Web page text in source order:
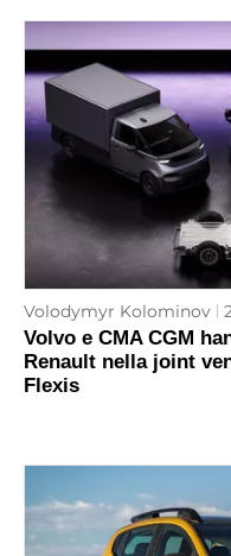
Volodymyr Kolominov
Volvo e CMA CGM
Renault nella joint
Flexis